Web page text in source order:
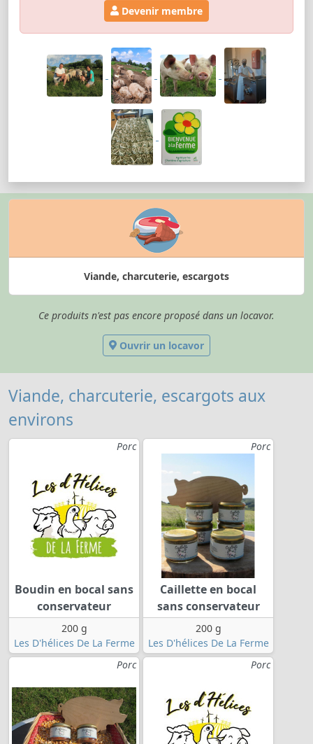
Devenir membre
Viande, charcuterie, escargots
Ce produits n'est pas encore proposé dans un locavor.
Ouvrir un locavor
Viande, charcuterie, escargots aux
environs
Porc
Boudin en bocal sans
conservateur
200 g
Les D'hélices De La Ferme
Porc
Caillette en bocal
sans conservateur
200 g
Les D'hélices De La Ferme
Porc
Porc